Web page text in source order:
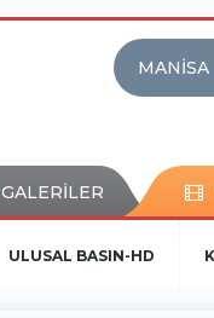
MANISA
GALERİLER
ULUSAL BASIN-HD